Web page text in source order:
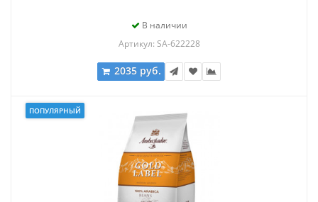
В наличии
Артикул: SA-622228
2035 руб.
ПОПУЛЯРНЫЙ